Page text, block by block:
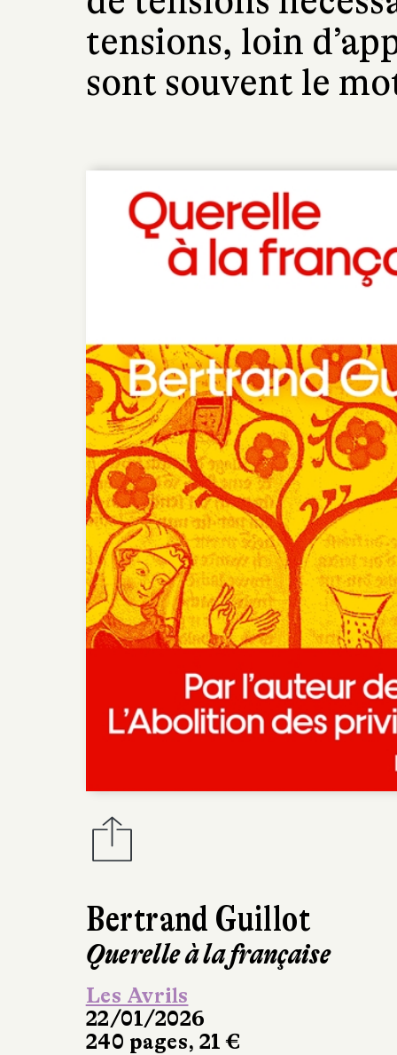
Bertrand Guillot
Querelle à la française
Les Avrils
22/01/2026
240 pages, 21 €
tensions, loin
sont souvent le